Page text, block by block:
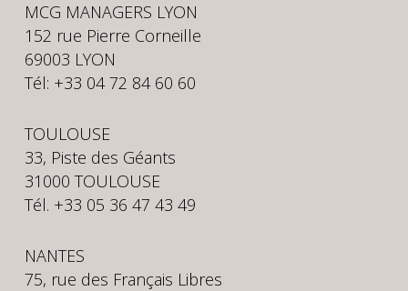
MCG MANAGERS LYON
152 rue Pierre Corneille
69003 LYON
Tél: +33 04 72 84 60 60
TOULOUSE
33, Piste des Géants
31000 TOULOUSE
Tél. +33 05 36 47 43 49
NANTES
75, rue des Français Libres